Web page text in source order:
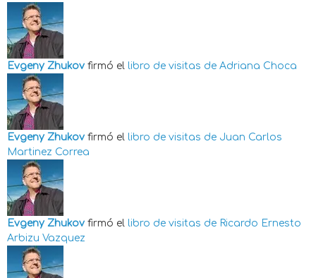
Evgeny Zhukov firmó el libro de visitas de Adriana Choca
Evgeny Zhukov firmó el libro de visitas de Juan Carlos
Martinez Correa
Evgeny Zhukov firmó el libro de visitas de Ricardo Ernesto
Arbizu Vazquez